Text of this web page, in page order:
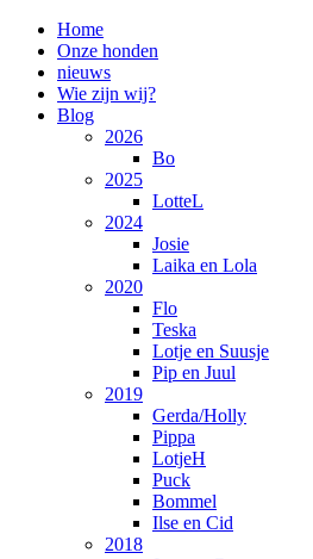
Home
Onze honden
nieuws
Wie zijn wij?
Blog
2026
Bo
2025
LotteL
2024
Josie
Laika en Lola
2020
Flo
Teska
Lotje en Suusje
Pip en Juul
2019
Gerda/Holly
Pippa
LotjeH
Puck
Bommel
Ilse en Cid
2018